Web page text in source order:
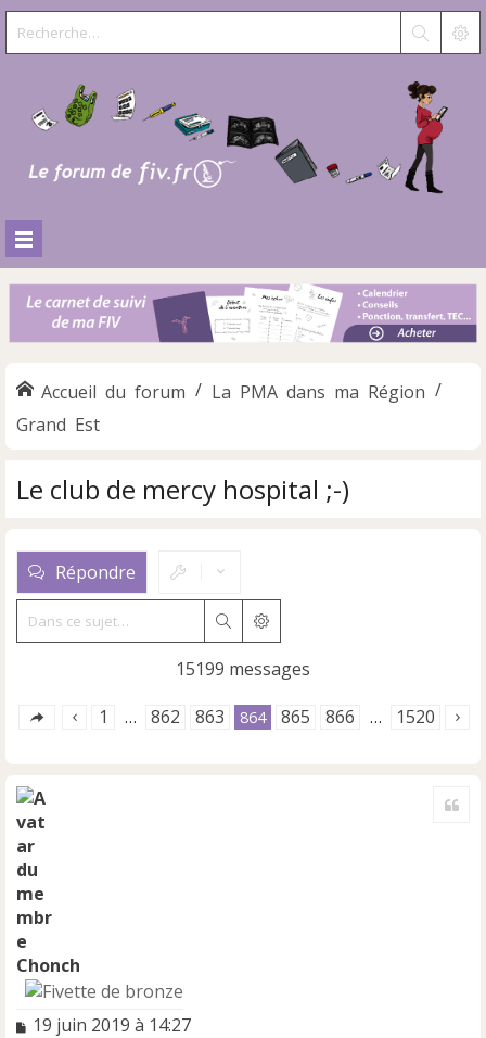
Accueil du forum
La PMA dans ma Région
Grand Est
Le club de mercy hospital ;-)
Répondre
RechercherRecherche avancée
15199 messages
1 … 862 863 864 865 866 … 1520
Chonch
M
19 juin 2019 à 14:27